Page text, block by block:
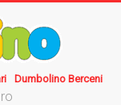
Dumbolino Berceni